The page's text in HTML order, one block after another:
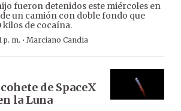
fueron detenidos este miércoles en
un camión con doble fondo que
de cocaína.
p. m. · Marciano Candia
de SpaceX
la Luna